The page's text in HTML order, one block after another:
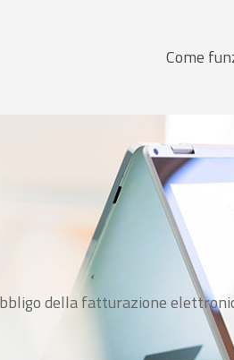
Menu
Come
della fatturazione